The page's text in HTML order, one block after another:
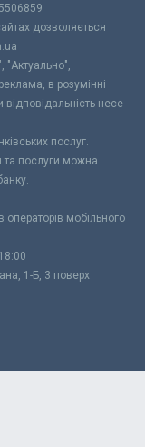
дозволяється
"Актуально",
в розумінні
несе
послуг.
та послуги можна
операторів мобільного
1-Б, 3 поверх